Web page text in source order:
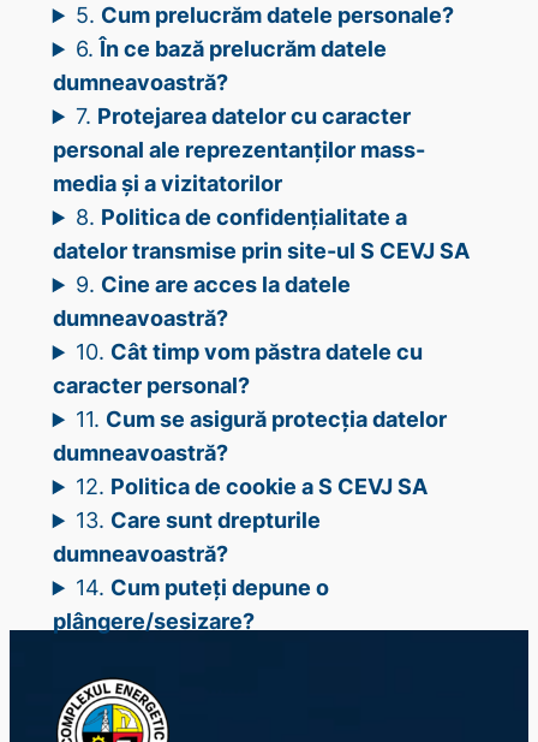
5. Cum prelucrăm datele personale?
6.În ce bază prelucrăm datele
dumneavoastră?
7. Protejarea datelor cu caracter
personal ale reprezentanților mass-
media și a vizitatorilor
8. Politica de confidențialitate a
datelor transmise prin site-ul S CEVJ SA
9. Cine are acces la datele
dumneavoastră?
10. Cât timp vom păstra datele cu
caracter personal?
11. Cum se asigură protecția datelor
dumneavoastră?
12. Politica de cookie a S CEVJ SA
13. Care sunt drepturile
dumneavoastră?
14. Cum puteți depune o
plângere/sesizare?